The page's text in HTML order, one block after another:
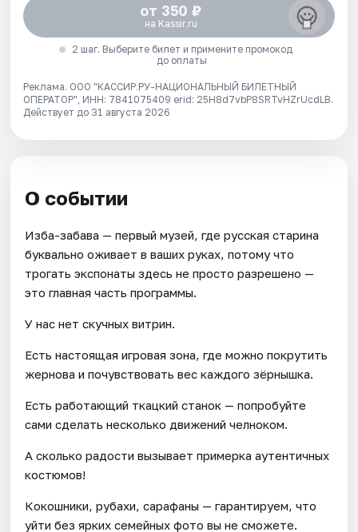
от 350 ₽
на Kassir.ru
2 шаг. Выберите билет и примените промокод
до оплаты
Реклама. ООО "КАССИР.РУ-НАЦИОНАЛЬНЫЙ БИЛЕТНЫЙ
ОПЕРАТОР", ИНН: 7841075409 erid: 25H8d7vbP8SRTvHZrUcdLB.
Действует до 31 августа 2026
О событии
Изба-забава — первый музей, где русская старина
буквально оживает в ваших руках, потому что
трогать экспонаты здесь не просто разрешено —
это главная часть программы.
У нас нет скучных витрин.
Есть настоящая игровая зона, где можно покрутить
жернова и почувствовать вес каждого зёрнышка.
Есть работающий ткацкий станок — попробуйте
сами сделать несколько движений челноком.
А сколько радости вызывает примерка аутентичных
костюмов!
Кокошники, рубахи, сарафаны — гарантируем, что
уйти без ярких семейных фото вы не сможете.